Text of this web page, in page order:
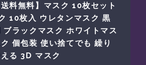
送料無料】マスク 10枚セット
10枚入 ウレタンマスク 黒
ブラックマスク ホワイトマス
個包装 使い捨てでも 繰り
る 3D マスク